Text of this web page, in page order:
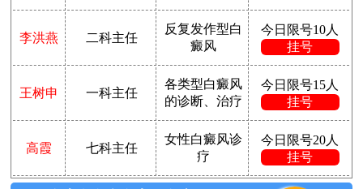
李洪燕 二科主任
反复发作型白
癜风
今日限号10人
挂号
王树申 一科主任
各类型白癜风
的诊断、治疗
今日限号15人
挂号
高霞 七科主任
女性白癜风诊
疗
今日限号20人
挂号